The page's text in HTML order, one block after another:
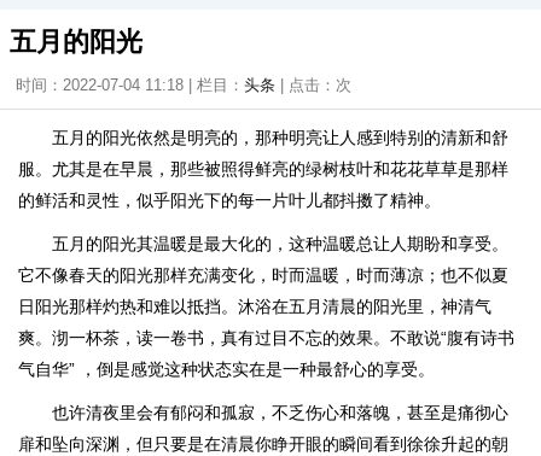
五月的阳光
时间：2022-07-04 11:18 | 栏目： 头条 | 点击： 次
五月的阳光依然是明亮的，那种明亮让人感到特别的清新和舒
服。尤其是在早晨，那些被照得鲜亮的绿树枝叶和花花草草是那样
的鲜活和灵性，似乎阳光下的每一片叶儿都抖擞了精神。
五月的阳光其温暖是最大化的，这种温暖总让人期盼和享受。
它不像春天的阳光那样充满变化，时而温暖，时而薄凉；也不似夏
日阳光那样灼热和难以抵挡。沐浴在五月清晨的阳光里，神清气
爽。沏一杯茶，读一卷书，真有过目不忘的效果。不敢说“腹有诗书
气自华” ，倒是感觉这种状态实在是一种最舒心的享受。
也许清夜里会有郁闷和孤寂，不乏伤心和落魄，甚至是痛彻心
扉和坠向深渊，但只要是在清晨你睁开眼的瞬间看到徐徐升起的朝